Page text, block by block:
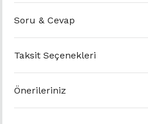
Soru & Cevap
Taksit Seçenekleri
Önerileriniz